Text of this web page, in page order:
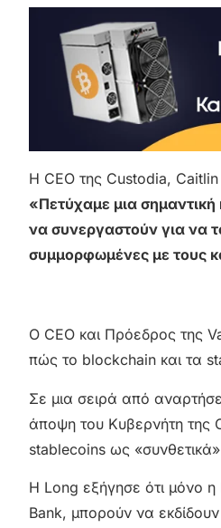
Η CEO της Custodia, Caitlin
«Πετύχαμε μια σημαντική
να συνεργαστούν για να
συμμορφωμένες με τους
Ο CEO και Πρόεδρος της
πώς το blockchain και τα
Σε μια σειρά από
άποψη του Κυβερνήτη της
stablecoins ως
Η Long εξήγησε ότι μόνο η
Bank, μπορούν να